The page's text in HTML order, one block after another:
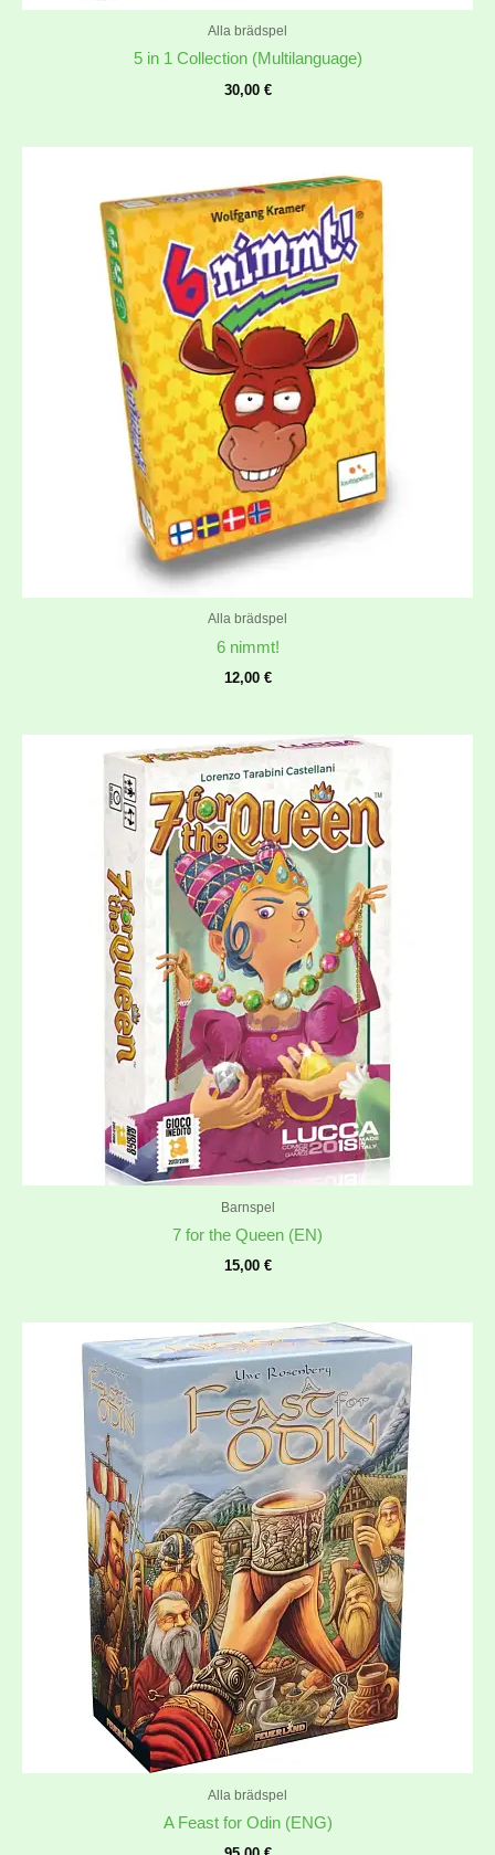
Alla brädspel
5 in 1 Collection (Multilanguage)
30,00 €
Alla brädspel
6 nimmt!
12,00 €
Barnspel
7 for the Queen (EN)
15,00 €
Alla brädspel
A Feast for Odin (ENG)